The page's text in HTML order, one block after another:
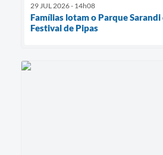
29 JUL 2026 - 14h08
Famílias lotam o Parque
Festival de Pipas